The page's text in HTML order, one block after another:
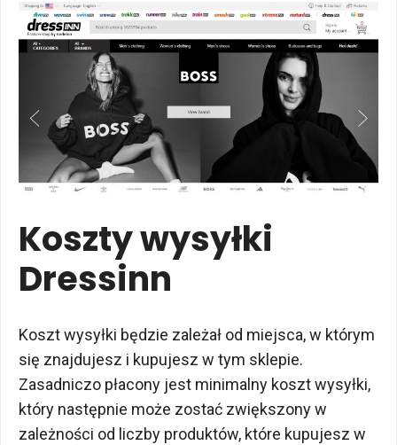
Koszty wysyłki
Dressinn
Koszt wysyłki będzie zależał od miejsca, w którym
się znajdujesz i kupujesz w tym sklepie.
Zasadniczo płacony jest minimalny koszt wysyłki,
który następnie może zostać zwiększony w
zależności od liczby produktów, które kupujesz w